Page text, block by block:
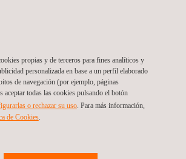
propias y de terceros para fines analíticos y
personalizada en base a un perfil elaborado
de navegación (por ejemplo, páginas
aceptar todas las cookies pulsando el botón
o rechazar su uso. Para más información,
de Cookies.